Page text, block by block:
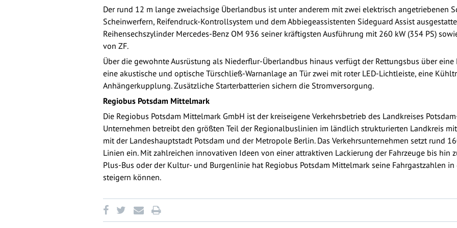
Der rund 12 m lange zweiachsige Überlandbus ist unter anderem mit zwei elektrisch angetriebenen
Scheinwerfern, Reifendruck-Kontrollsystem und dem Abbiegeassistenten Sideguard Assist
Reihensechszylinder Mercedes-Benz OM 936 seiner kräftigsten Ausführung mit 260 kW (354 PS)
von ZF.
Über die gewohnte Ausrüstung als Niederflur-Überlandbus hinaus verfügt der Rettungsbus über
eine akustische und optische Türschließ-Warnanlage an Tür zwei mit roter LED-Lichtleiste, eine
Anhängerkupplung. Zusätzliche Starterbatterien sichern die Stromversorgung.
Regiobus Potsdam Mittelmark
Die Regiobus Potsdam Mittelmark GmbH ist der kreiseigene Verkehrsbetrieb des Landkreises
Unternehmen betreibt den größten Teil der Regionalbuslinien im ländlich strukturierten Landkreis
mit der Landeshauptstadt Potsdam und der Metropole Berlin. Das Verkehrsunternehmen setzt rund
Linien ein. Mit zahlreichen innovativen Ideen von einer attraktiven Lackierung der Fahrzeuge bis hin
Plus-Bus oder der Kultur- und Burgenlinie hat Regiobus Potsdam Mittelmark seine Fahrgastzahlen
steigern können.